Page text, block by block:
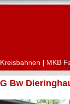
| MKB
Bw